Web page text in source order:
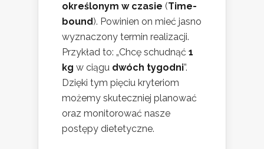
określonym w czasie (Time-
bound). Powinien on mieć jasno
wyznaczony termin realizacji.
Przykład to: „Chcę schudnąć 1
kg w ciągu dwóch tygodni”.
Dzięki tym pięciu kryteriom
możemy skuteczniej planować
oraz monitorować nasze
postępy dietetyczne.